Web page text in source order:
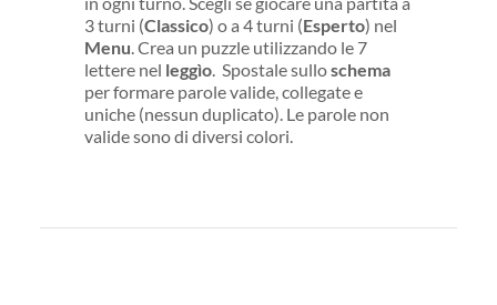
3 turni (Classico) o a 4 turni (Esperto) nel
Menu . Crea un puzzle utilizzando le 7
lettere nel leggìo . Spostale sulloschema
per formare parole valide, collegate e
uniche (nessun duplicato). Le parole non
valide sono di diversi colori.